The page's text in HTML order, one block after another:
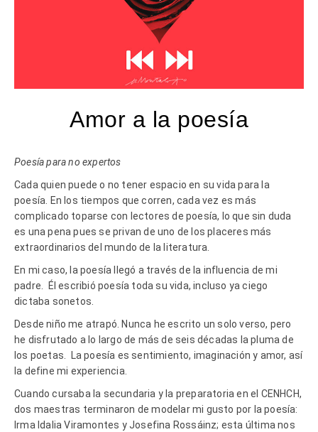
Amor a la poesía
Poesía para no expertos
Cada quien puede o no tener espacio en su vida para la
poesía. En los tiempos que corren, cada vez es más
complicado toparse con lectores de poesía, lo que sin duda
es una pena pues se privan de uno de los placeres más
extraordinarios del mundo de la literatura.
En mi caso, la poesía llegó a través de la influencia de mi
padre.
Él escribió poesía toda su vida, incluso ya ciego
dictaba sonetos.
Desde niño me atrapó. Nunca he escrito un solo verso, pero
he disfrutado a lo largo de más de seis décadas la pluma de
los poetas.
La poesía es sentimiento, imaginación y amor, así
la define mi experiencia.
Cuando cursaba la secundaria y la preparatoria en el CENHCH,
dos maestras terminaron de modelar mi gusto por la poesía:
Irma Idalia Viramontes y Josefina Rossáinz; esta última nos